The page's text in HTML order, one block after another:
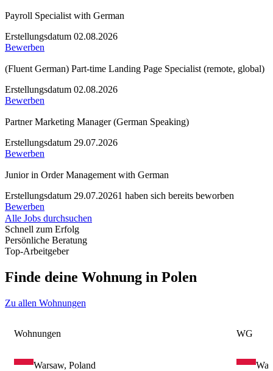
Payroll Specialist with German
Erstellungsdatum 02.08.2026
Bewerben
(Fluent German) Part-time Landing Page Specialist (remote, global)
Erstellungsdatum 02.08.2026
Bewerben
Partner Marketing Manager (German Speaking)
Erstellungsdatum 29.07.2026
Bewerben
Junior in Order Management with German
Erstellungsdatum 29.07.20261 haben sich bereits beworben
Bewerben
Alle Jobs durchsuchen
Schnell zum Erfolg
Persönliche Beratung
Top-Arbeitgeber
Finde deine Wohnung in Polen
Zu allen Wohnungen
Wohnungen
Warsaw, Poland
WG